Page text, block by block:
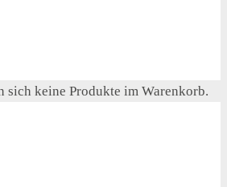
sich keine Produkte im Warenkorb.